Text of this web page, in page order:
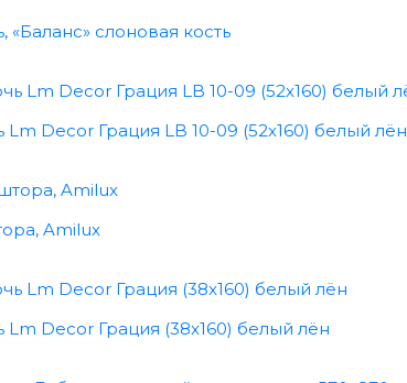
слоновая кость
Decor Грация LB 10-09 (52x160) белый лён
Amilux
Decor Грация (38x160) белый лён